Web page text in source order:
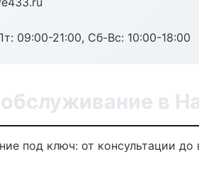
09:00-21:00, Сб-Вс: 10:00-18:00
в
под ключ: от консультации